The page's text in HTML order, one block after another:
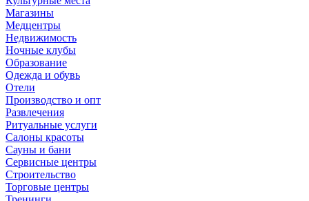
Магазины
Медцентры
Недвижимость
Ночные клубы
Образование
Одежда и обувь
Отели
Производство и опт
Развлечения
Ритуальные услуги
Салоны красоты
Сауны и бани
Сервисные центры
Строительство
Торговые центры